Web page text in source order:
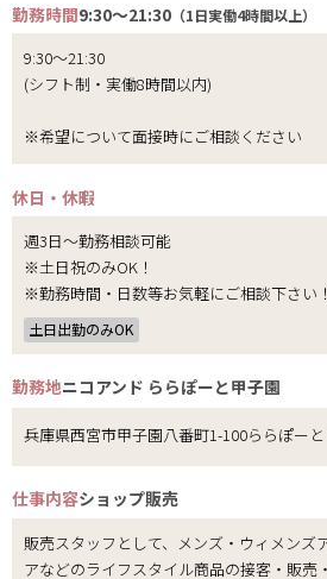
勤務時間9:30～21:30 （1日実働4時間以上）
9:30～21:30
(シフト制・実働8時間以内)
※希望について面接時にご相談ください
休日・休暇
週3日～勤務相談可能
※土日祝のみOK！
※勤務時間・日数等お気軽にご相談下さい！
土日出勤のみOK
勤務地ニコアンド ららぽーと甲子園
兵庫県西宮市甲子園八番町1-100ららぽーと
仕事内容ショップ販売
販売スタッフとして、メンズ・ウィメンズ
アなどのライフスタイル商品の接客・販売